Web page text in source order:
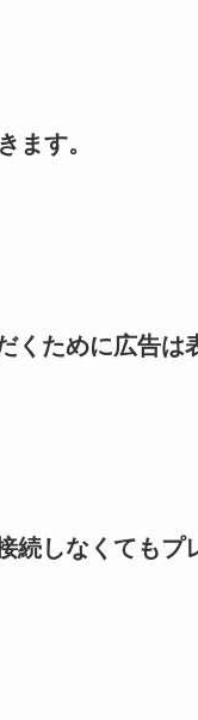
ます。
ために広告は
しなくてもプ